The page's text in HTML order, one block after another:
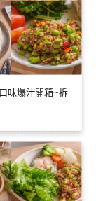
味爆汁開箱~拆